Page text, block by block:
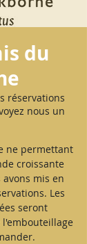
du
réservations
nous un
ne permettant
croissante
mis en
Les
seront